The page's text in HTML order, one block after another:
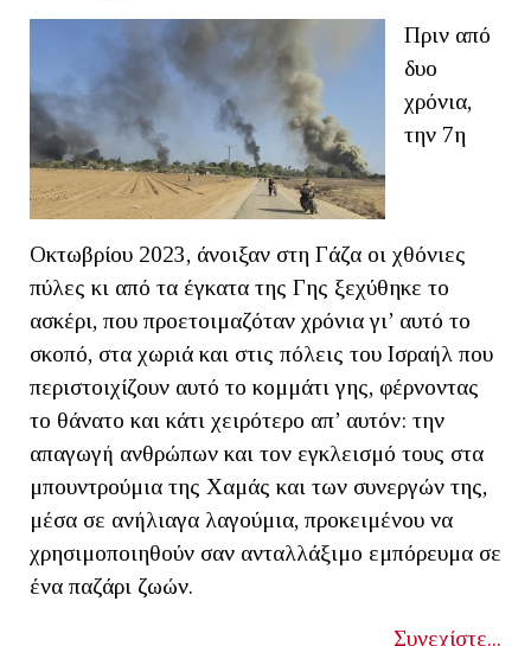
Πριν από
δυο
χρόνια,
την 7η
Οκτωβρίου 2023, άνοιξαν στη Γάζα οι χθόνιες
πύλες κι από τα έγκατα της Γης ξεχύθηκε το
ασκέρι, που προετοιμαζόταν χρόνια γι’ αυτό το
σκοπό, στα χωριά και στις πόλεις του Ισραήλ που
περιστοιχίζουν αυτό το κομμάτι γης, φέρνοντας
το θάνατο και κάτι χειρότερο απ’ αυτόν: την
απαγωγή ανθρώπων και τον εγκλεισμό τους στα
μπουντρούμια της Χαμάς και των συνεργών της,
μέσα σε ανήλιαγα λαγούμια, προκειμένου να
χρησιμοποιηθούν σαν ανταλλάξιμο εμπόρευμα σε
ένα παζάρι ζωών.
Συνεχίστε...